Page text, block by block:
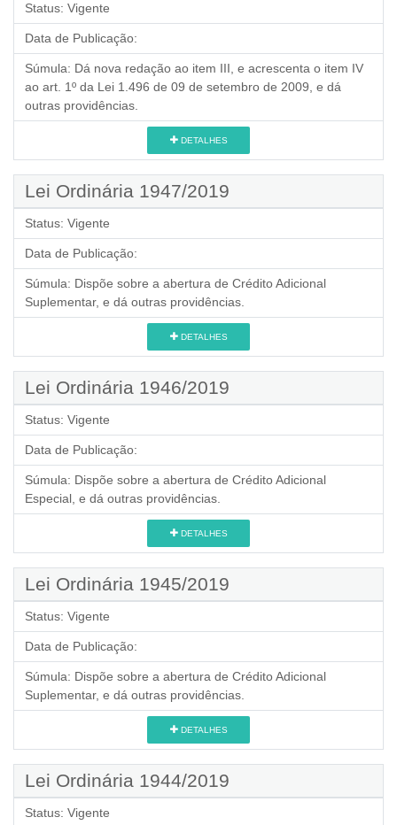
Status: Vigente
Data de Publicação:
Súmula: Dá nova redação ao item III, e acrescenta o item IV
ao art. 1º da Lei 1.496 de 09 de setembro de 2009, e dá
outras providências.
DETALHES
Lei Ordinária 1947/2019
Status: Vigente
Data de Publicação:
Súmula: Dispõe sobre a abertura de Crédito Adicional
Suplementar, e dá outras providências.
DETALHES
Lei Ordinária 1946/2019
Status: Vigente
Data de Publicação:
Súmula: Dispõe sobre a abertura de Crédito Adicional
Especial, e dá outras providências.
DETALHES
Lei Ordinária 1945/2019
Status: Vigente
Data de Publicação:
Súmula: Dispõe sobre a abertura de Crédito Adicional
Suplementar, e dá outras providências.
DETALHES
Lei Ordinária 1944/2019
Status: Vigente